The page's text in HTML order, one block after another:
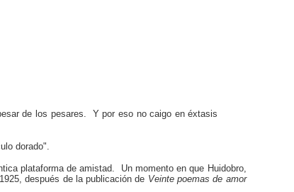
de los pesares. Y por eso no caigo en éxtasis
dorado".
plataforma de amistad. Un momento en que Huidobro,
después de la publicación de Veinte poemas de amor